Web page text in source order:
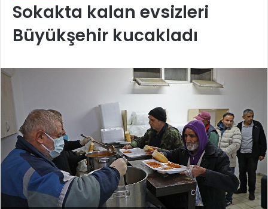
Sokakta kalan evsizleri
Büyükşehir kucakladı